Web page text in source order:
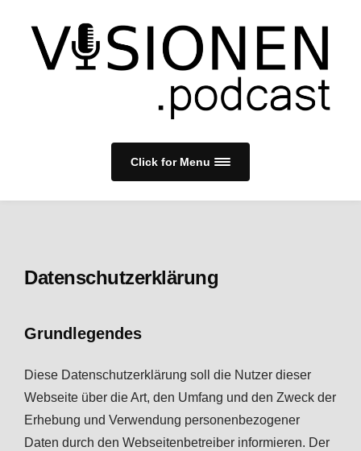
Click for Menu
Datenschutzerklärung
Grundlegendes
Diese Datenschutzerklärung soll die Nutzer dieser
Webseite über die Art, den Umfang und den Zweck der
Erhebung und Verwendung personenbezogener
Daten durch den Webseitenbetreiber informieren. Der